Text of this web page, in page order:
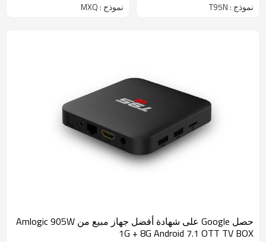
نموذج : T95N
صندوق التلفزيون الذكية
نموذج : MXQ
حصل Google على شهادة أفضل جهاز مبيع من Amlogic 905W
1G + 8G Android 7.1 OTT TV BOX